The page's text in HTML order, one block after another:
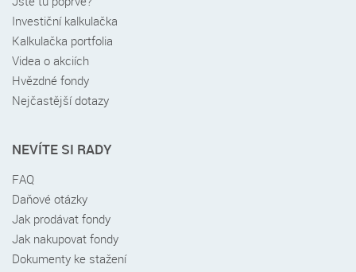
Investiční kalkulačka
Kalkulačka portfolia
Videa o akciích
Hvězdné fondy
Nejčastější dotazy
NEVÍTE SI RADY
FAQ
Daňové otázky
Jak prodávat fondy
Jak nakupovat fondy
Dokumenty ke stažení